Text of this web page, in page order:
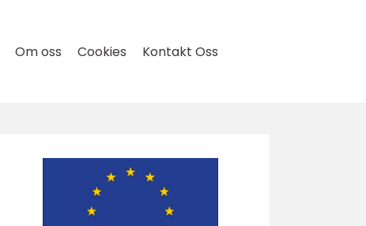
Om oss Cookies Kontakt Oss